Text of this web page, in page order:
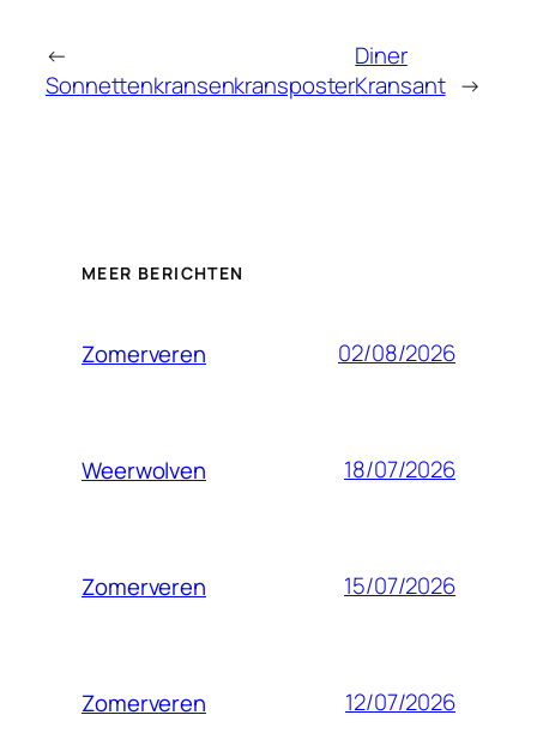
←
Sonnettenkransenkransposter
Diner
Kransant →
MEER BERICHTEN
Zomerveren 02/08/2026
Weerwolven 18/07/2026
Zomerveren 15/07/2026
Zomerveren 12/07/2026